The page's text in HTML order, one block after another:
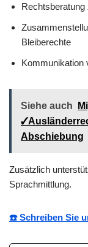
Bleiberechte
Kommunikation
Siehe auch
Abschiebung
Zusätzlich
Sprachmittlung.
☎️ Schreiben Sie